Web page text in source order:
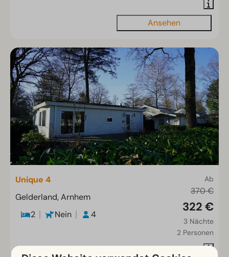
Ansehen
Ab
370 €
322 €
3 Nächte
2 Personen
Unique 4
Gelderland, Arnhem
2
Nein 4